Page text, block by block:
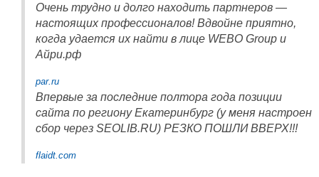
Очень трудно и долго находить партнеров —
настоящих профессионалов! Вдвойне приятно,
когда удается их найти в лице WEBO Group и
Айри.рф
par.ru
Впервые за последние полтора года позиции
сайта по региону Екатеринбург (у меня настроен
сбор через SEOLIB.RU) РЕЗКО ПОШЛИ ВВЕРХ!!!
flaidt.com